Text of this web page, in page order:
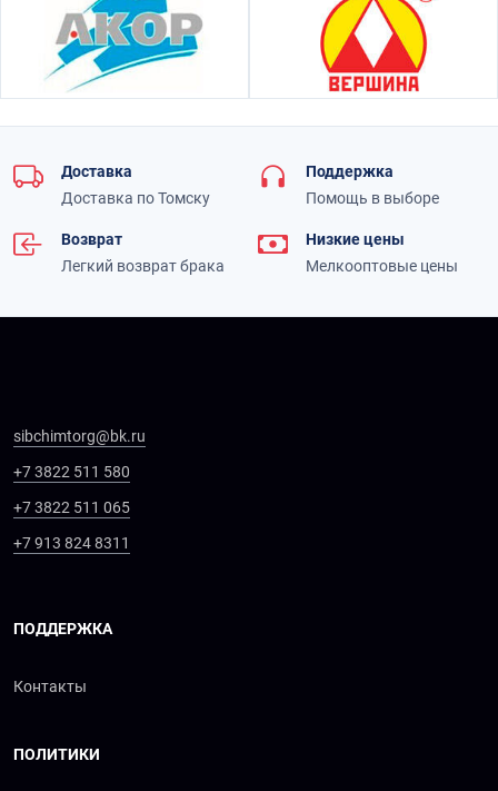
Доставка
Доставка по Томску
Поддержка
Помощь в выборе
Возврат
Легкий возврат брака
Низкие цены
Мелкооптовые цены
sibchimtorg@bk.ru
+7 3822 511 580
+7 3822 511 065
+7 913 824 8311
ПОДДЕРЖКА
Контакты
ПОЛИТИКИ